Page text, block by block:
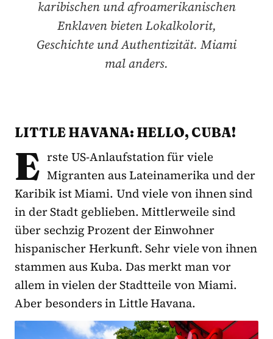
karibischen und afroamerikanischen
Enklaven bieten Lokalkolorit,
Geschichte und Authentizität. Miami
mal anders.
LITTLE HAVANA: HELLO, CUBA!
E rste US-Anlaufstation für viele
Migranten aus Lateinamerika und der
Karibik ist Miami. Und viele von ihnen sind
in der Stadt geblieben. Mittlerweile sind
über sechzig Prozent der Einwohner
hispanischer Herkunft. Sehr viele von ihnen
stammen aus Kuba. Das merkt man vor
allem in vielen der Stadtteile von Miami.
Aber besonders in Little Havana.